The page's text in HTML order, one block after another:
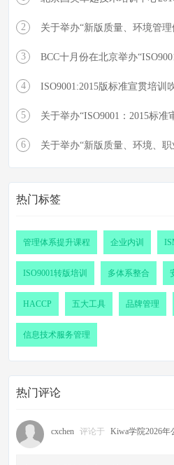
2 关于举办“新版质量、环境管
3 BCC十月份在北京举办
4 ISO9001:2015版标准宣贯培训
5 关于举办“ISO9001：2015标准
6 关于举办“新版质量、环境、
热门标签
管理体系提升课程 企业内训
ISO9001转版培训 多体系整合
HACCP 五大工具 品牌管理
信息技术服务管理
热门评论
cxchen 评论于 Kiwa学院2026年